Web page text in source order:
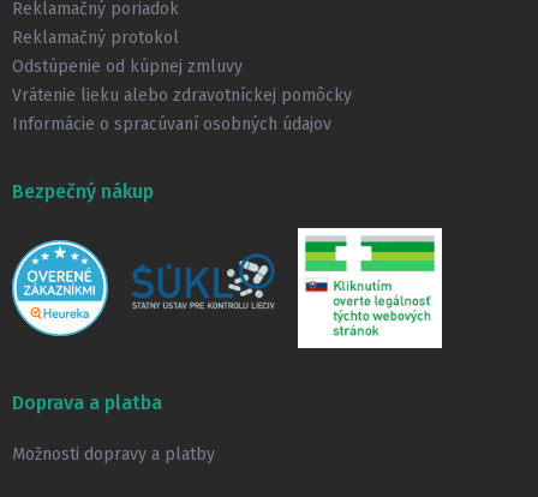
Reklamačný poriadok
Reklamačný protokol
Odstúpenie od kúpnej zmluvy
Vrátenie lieku alebo zdravotníckej pomôcky
Informácie o spracúvaní osobných údajov
Bezpečný nákup
Doprava a platba
Možnosti dopravy a platby